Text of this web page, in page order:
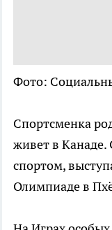
Фото:
Спортсменка
живет в
спортом,
Олимпиаде в